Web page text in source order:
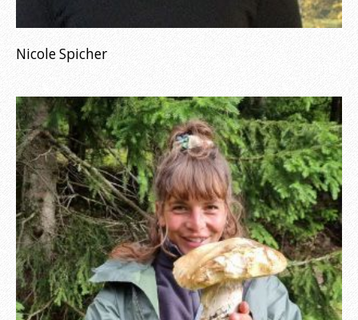
Nicole Spicher